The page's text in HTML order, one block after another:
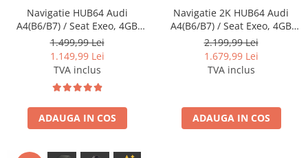
Navigatie HUB64 Audi
A4(B6/B7) / Seat Exeo, 4GB
RAM, Android, Quadcore,
DSP, GPS, Wi-FI, Carplay,
Android Auto, USB, Bluetooth,
1.499,99 Lei
1.149,99 Lei
TVA inclus
ADAUGA IN COS
Navigatie 2K HUB64 Audi
A4(B6/B7) / Seat Exeo, 4GB
RAM, Android, Octacore, Slot
Sim 4G, DSP, GPS, Wi-FI,
Carplay, Android Auto, USB,
2.199,99 Lei
1.679,99 Lei
TVA inclus
ADAUGA IN COS